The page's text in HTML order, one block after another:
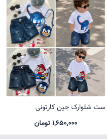
ست شلوارک جین کارتونی
1,650,000 تومان